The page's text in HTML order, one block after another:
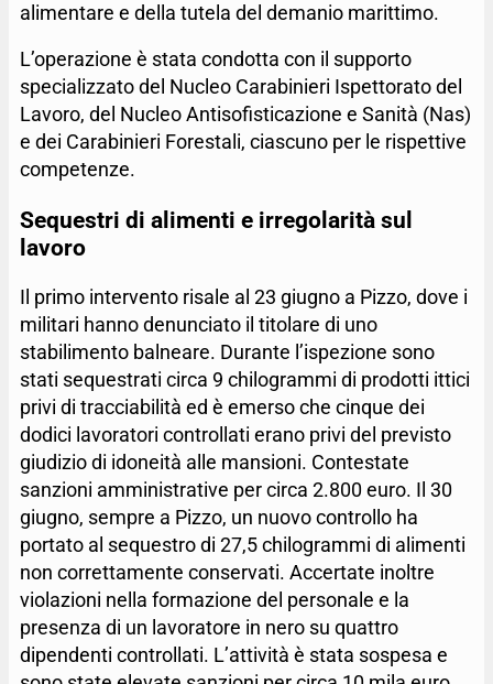
alimentare e della tutela del demanio marittimo.
L’operazione è stata condotta con il supporto
specializzato del Nucleo Carabinieri Ispettorato del
Lavoro, del Nucleo Antisofisticazione e Sanità (Nas)
e dei Carabinieri Forestali, ciascuno per le rispettive
competenze.
Sequestri di alimenti e irregolarità sul
lavoro
Il primo intervento risale al 23 giugno a Pizzo, dove i
militari hanno denunciato il titolare di uno
stabilimento balneare. Durante l’ispezione sono
stati sequestrati circa 9 chilogrammi di prodotti ittici
privi di tracciabilità ed è emerso che cinque dei
dodici lavoratori controllati erano privi del previsto
giudizio di idoneità alle mansioni. Contestate
sanzioni amministrative per circa 2.800 euro. Il 30
giugno, sempre a Pizzo, un nuovo controllo ha
portato al sequestro di 27,5 chilogrammi di alimenti
non correttamente conservati. Accertate inoltre
violazioni nella formazione del personale e la
presenza di un lavoratore in nero su quattro
dipendenti controllati. L’attività è stata sospesa e